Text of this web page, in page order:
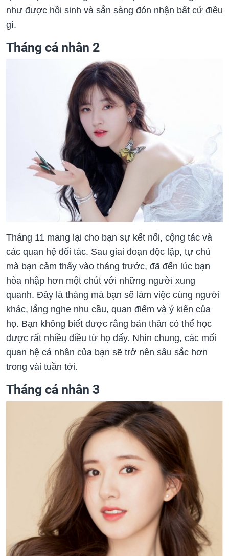
như được hồi sinh và sẵn sàng đón nhận bất cứ điều
gì.
Tháng cá nhân 2
Tháng 11 mang lại cho bạn sự kết nối, cộng tác và
các quan hệ đối tác. Sau giai đoạn độc lập, tự chủ
mà bạn cảm thấy vào tháng trước, đã đến lúc bạn
hòa nhập hơn một chút với những người xung
quanh. Đây là tháng mà bạn sẽ làm việc cùng người
khác, lắng nghe nhu cầu, quan điểm và ý kiến của
họ. Bạn không biết được rằng bản thân có thể học
được rất nhiều điều từ họ đấy. Nhìn chung, các mối
quan hệ cá nhân của bạn sẽ trở nên sâu sắc hơn
trong vài tuần tới.
Tháng cá nhân 3